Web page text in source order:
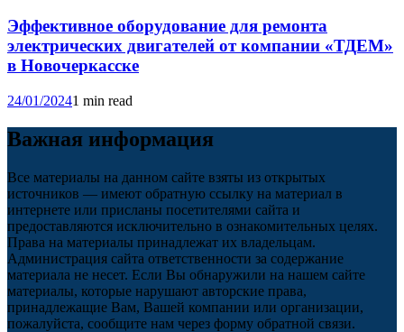
Эффективное оборудование для ремонта
электрических двигателей от компании «ТДЕМ»
в Новочеркасске
24/01/20241 min read
Важная информация
Все материалы на данном сайте взяты из открытых
источников — имеют обратную ссылку на материал в
интернете или присланы посетителями сайта и
предоставляются исключительно в ознакомительных целях.
Права на материалы принадлежат их владельцам.
Администрация сайта ответственности за содержание
материала не несет. Если Вы обнаружили на нашем сайте
материалы, которые нарушают авторские права,
принадлежащие Вам, Вашей компании или организации,
пожалуйста, сообщите нам через форму обратной связи.